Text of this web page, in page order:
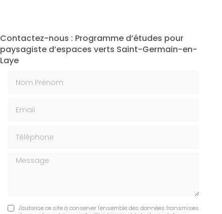
Contactez-nous : Programme d’études pour
paysagiste d’espaces verts Saint-Germain-en-
Laye
Message
J'autorise ce site à conserver l'ensemble des données transmises